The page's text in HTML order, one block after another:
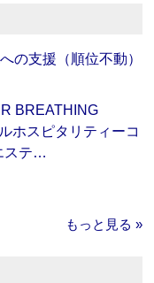
の支援（順位不動）
BREATHING
ホスピタリティーコ
ステ…
もっと見る »